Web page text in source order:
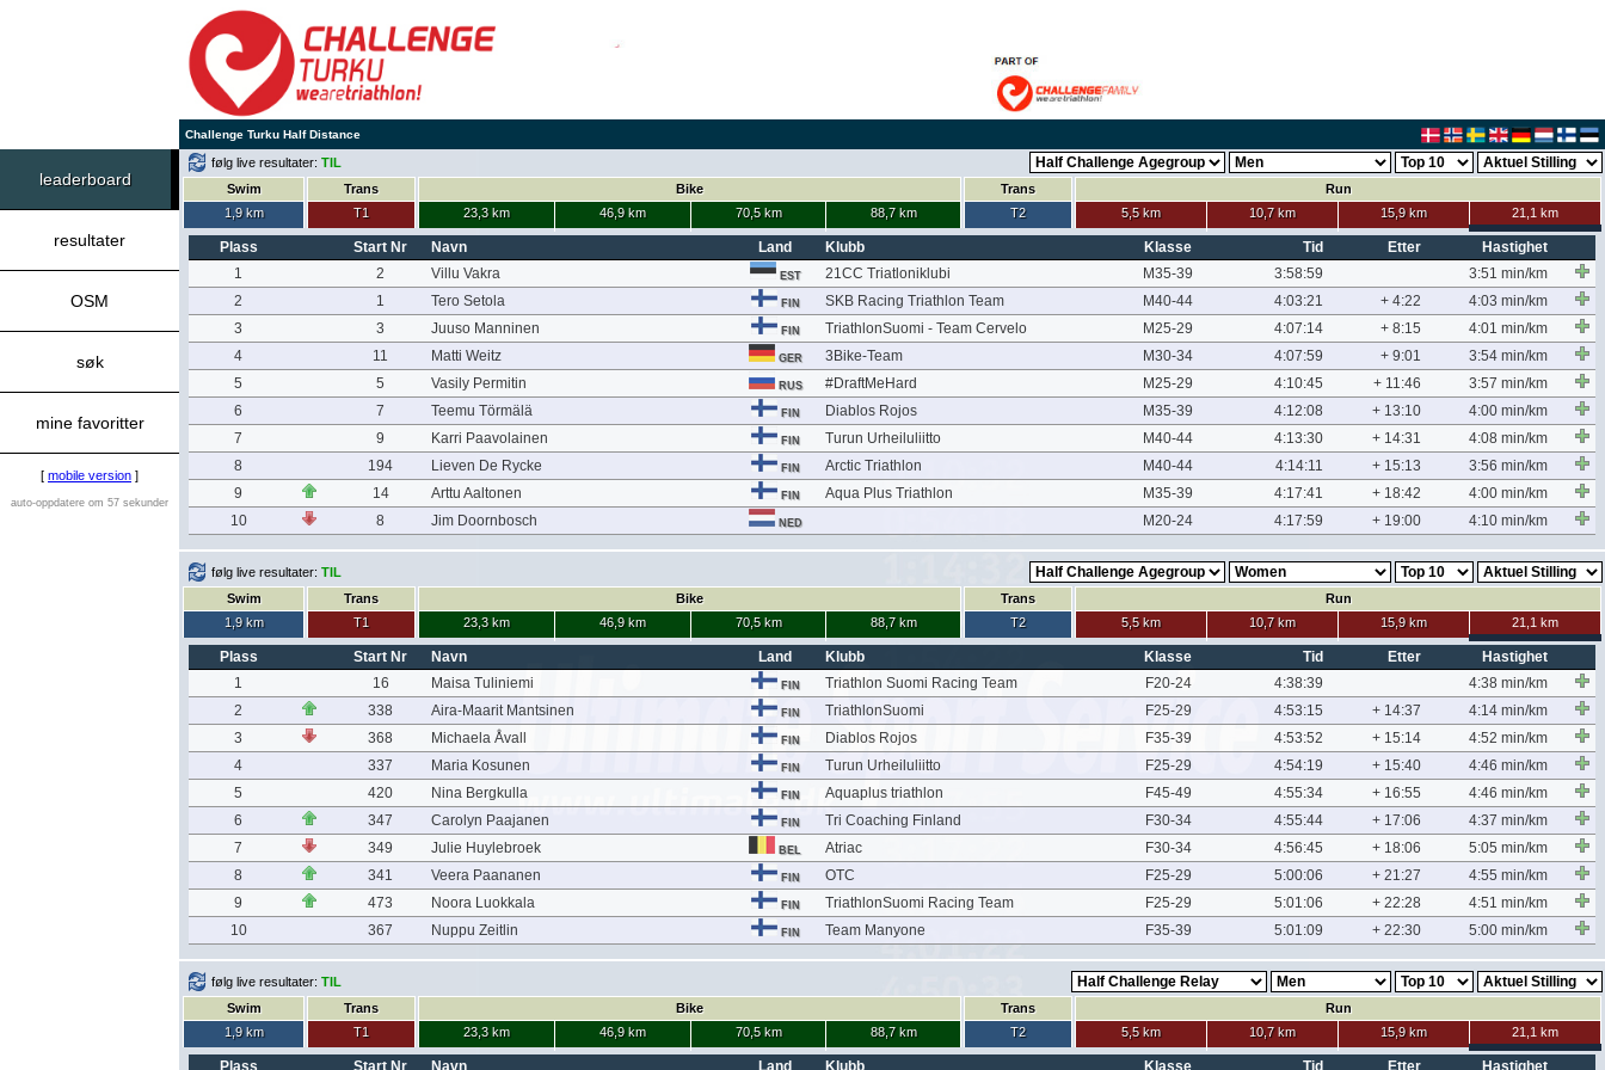
Challenge Turku Half Distance
leaderboard
resultater
OSM
søk
mine favoritter
[ mobile version ]
auto-oppdatere om 57 sekunder
følg live resultater: TIL
Swim
1,9 km
Trans
T1
Bike
23,3 km
46,9 km 70,5 km 88,7 km
Trans
T2
Run
5,5 km
10,7 km 15,9 km 21,1 km
Plass Start Nr Navn Land Klubb Klasse Tid Etter
Hastighet
1
2 Villu Vakra EST 21CC Triatloniklubi M35-39 3:58:59
3:51 min/km
2
1 Tero Setola FIN SKB Racing Triathlon Team M40-44 4:03:21 + 4:22
4:03 min/km
3
3 Juuso Manninen FIN TriathlonSuomi - Team Cervelo M25-29 4:07:14 + 8:15
4:01 min/km
4
11 Matti Weitz GER 3Bike-Team M30-34 4:07:59 + 9:01
3:54 min/km
5
5 Vasily Permitin RUS #DraftMeHard M25-29 4:10:45 + 11:46
3:57 min/km
6
7 Teemu Törmälä FIN Diablos Rojos M35-39 4:12:08 + 13:10
4:00 min/km
7
9 Karri Paavolainen FIN Turun Urheiluliitto M40-44 4:13:30 + 14:31
4:08 min/km
8
194 Lieven De Rycke FIN Arctic Triathlon M40-44 4:14:11 + 15:13
3:56 min/km
9
14 Arttu Aaltonen FIN Aqua Plus Triathlon M35-39 4:17:41 + 18:42
4:00 min/km
10
8 Jim Doornbosch NED M20-24 4:17:59 + 19:00 4:10 min/km
følg live resultater: TIL
Swim
1,9 km
Trans
T1
Bike
23,3 km
46,9 km 70,5 km 88,7 km
Trans
T2
Run
5,5 km
10,7 km 15,9 km 21,1 km
Plass Start Nr Navn Land Klubb Klasse Tid Etter
Hastighet
1
16 Maisa Tuliniemi FIN Triathlon Suomi Racing Team F20-24 4:38:39
4:38 min/km
2
338 Aira-Maarit Mantsinen FIN TriathlonSuomi F25-29 4:53:15 + 14:37
4:14 min/km
3
368 Michaela Åvall FIN Diablos Rojos F35-39 4:53:52 + 15:14
4:52 min/km
4
337 Maria Kosunen FIN Turun Urheiluliitto F25-29 4:54:19 + 15:40
4:46 min/km
5
420 Nina Bergkulla FIN Aquaplus triathlon F45-49 4:55:34 + 16:55
4:46 min/km
6
347 Carolyn Paajanen FIN Tri Coaching Finland F30-34 4:55:44 + 17:06
4:37 min/km
7
349 Julie Huylebroek BEL Atriac F30-34 4:56:45 + 18:06
5:05 min/km
8
341 Veera Paananen FIN OTC F25-29 5:00:06 + 21:27
4:55 min/km
9
473 Noora Luokkala FIN TriathlonSuomi Racing Team F25-29 5:01:06 + 22:28
4:51 min/km
10
367 Nuppu Zeitlin FIN Team Manyone F35-39 5:01:09 + 22:30 5:00 min/km
følg live resultater: TIL
Swim
1,9 km
Trans
T1
Bike
23,3 km
46,9 km 70,5 km 88,7 km
Trans
T2
Run
5,5 km
10,7 km 15,9 km 21,1 km
Plass Start Nr Navn Land Klubb Klasse Tid Etter Hastighet